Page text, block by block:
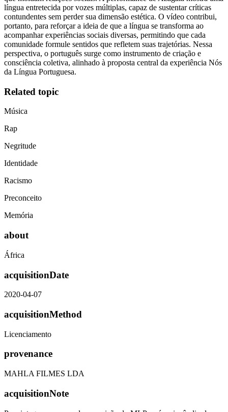
língua entretecida por vozes múltiplas, capaz de sustentar críticas
contundentes sem perder sua dimensão estética. O vídeo contribui,
portanto, para reforçar a ideia de que a língua se transforma ao
acompanhar experiências sociais diversas, permitindo que cada
comunidade formule sentidos que refletem suas trajetórias. Nessa
perspectiva, o português surge como instrumento de criação e
consciência coletiva, alinhado à proposta central da experiência Nós
da Língua Portuguesa.
Related topic
Música
Rap
Negritude
Identidade
Racismo
Preconceito
Memória
about
África
acquisitionDate
2020-04-07
acquisitionMethod
Licenciamento
provenance
MAHLA FILMES LDA
acquisitionNote